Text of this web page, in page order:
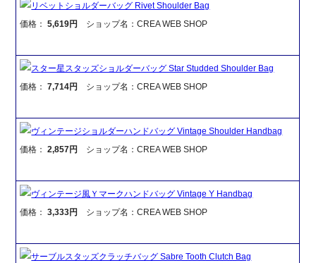
リベットショルダーバッグ Rivet Shoulder Bag
価格：5,619円 ショップ名：CREA WEB SHOP
スター星スタッズショルダーバッグ Star Studded Shoulder Bag
価格：7,714円 ショップ名：CREA WEB SHOP
ヴィンテージショルダーハンドバッグ Vintage Shoulder Handbag
価格：2,857円 ショップ名：CREA WEB SHOP
ヴィンテージ風Ｙマークハンドバッグ Vintage Y Handbag
価格：3,333円 ショップ名：CREA WEB SHOP
サーブルスタッズクラッチバッグ Sabre Tooth Clutch Bag